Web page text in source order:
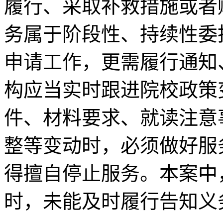
履行、采取补救措施或
务属于阶段性、持续性
申请工作，更需履行通
构应当实时跟进院校政
件、材料要求、就读注
整等变动时，必须做好
得擅自停止服务。本案
时，未能及时履行告知